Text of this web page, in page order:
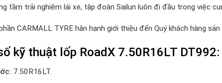
tầm trải nghiệm lái xe, tập đoàn Sailun luôn đi đầu trong việc
CARMALL TYRE hân hạnh giới thiệu đến Quý khách hàng sản
kỹ thuật lốp RoadX 7.50R16LT DT992:
7.50R16LT.